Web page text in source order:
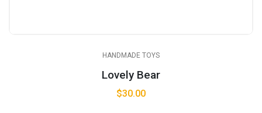
HANDMADE TOYS
Lovely Bear
$30.00